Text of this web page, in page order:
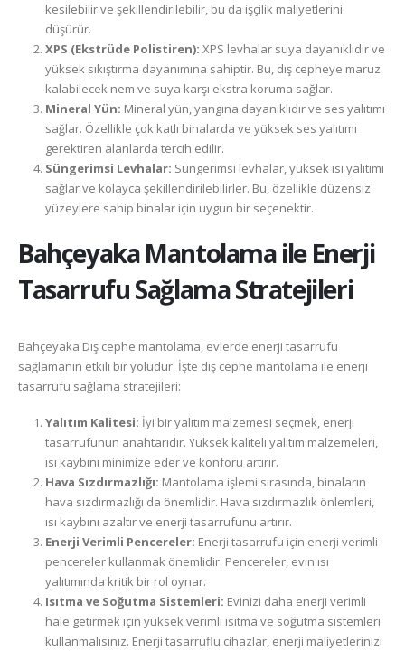
kesilebilir ve şekillendirilebilir, bu da işçilik maliyetlerini
düşürür.
XPS (Ekstrüde Polistiren): XPS levhalar suya dayanıklıdır ve
yüksek sıkıştırma dayanımına sahiptir. Bu, dış cepheye maruz
kalabilecek nem ve suya karşı ekstra koruma sağlar.
Mineral Yün: Mineral yün, yangına dayanıklıdır ve ses yalıtımı
sağlar. Özellikle çok katlı binalarda ve yüksek ses yalıtımı
gerektiren alanlarda tercih edilir.
Süngerimsi Levhalar: Süngerimsi levhalar, yüksek ısı yalıtımı
sağlar ve kolayca şekillendirilebilirler. Bu, özellikle düzensiz
yüzeylere sahip binalar için uygun bir seçenektir.
BahçeyakaMantolama ile Enerji
Tasarrufu Sağlama Stratejileri
Bahçeyaka Dış cephe mantolama, evlerde enerji tasarrufu
sağlamanın etkili bir yoludur. İşte dış cephe mantolama ile enerji
tasarrufu sağlama stratejileri:
Yalıtım Kalitesi: İyi bir yalıtım malzemesi seçmek, enerji
tasarrufunun anahtarıdır. Yüksek kaliteli yalıtım malzemeleri,
ısı kaybını minimize eder ve konforu artırır.
Hava Sızdırmazlığı: Mantolama işlemi sırasında, binaların
hava sızdırmazlığı da önemlidir. Hava sızdırmazlık önlemleri,
ısı kaybını azaltır ve enerji tasarrufunu artırır.
Enerji Verimli Pencereler: Enerji tasarrufu için enerji verimli
pencereler kullanmak önemlidir. Pencereler, evin ısı
yalıtımında kritik bir rol oynar.
Isıtma ve Soğutma Sistemleri: Evinizi daha enerji verimli
hale getirmek için yüksek verimli ısıtma ve soğutma sistemleri
kullanmalısınız. Enerji tasarruflu cihazlar, enerji maliyetlerinizi